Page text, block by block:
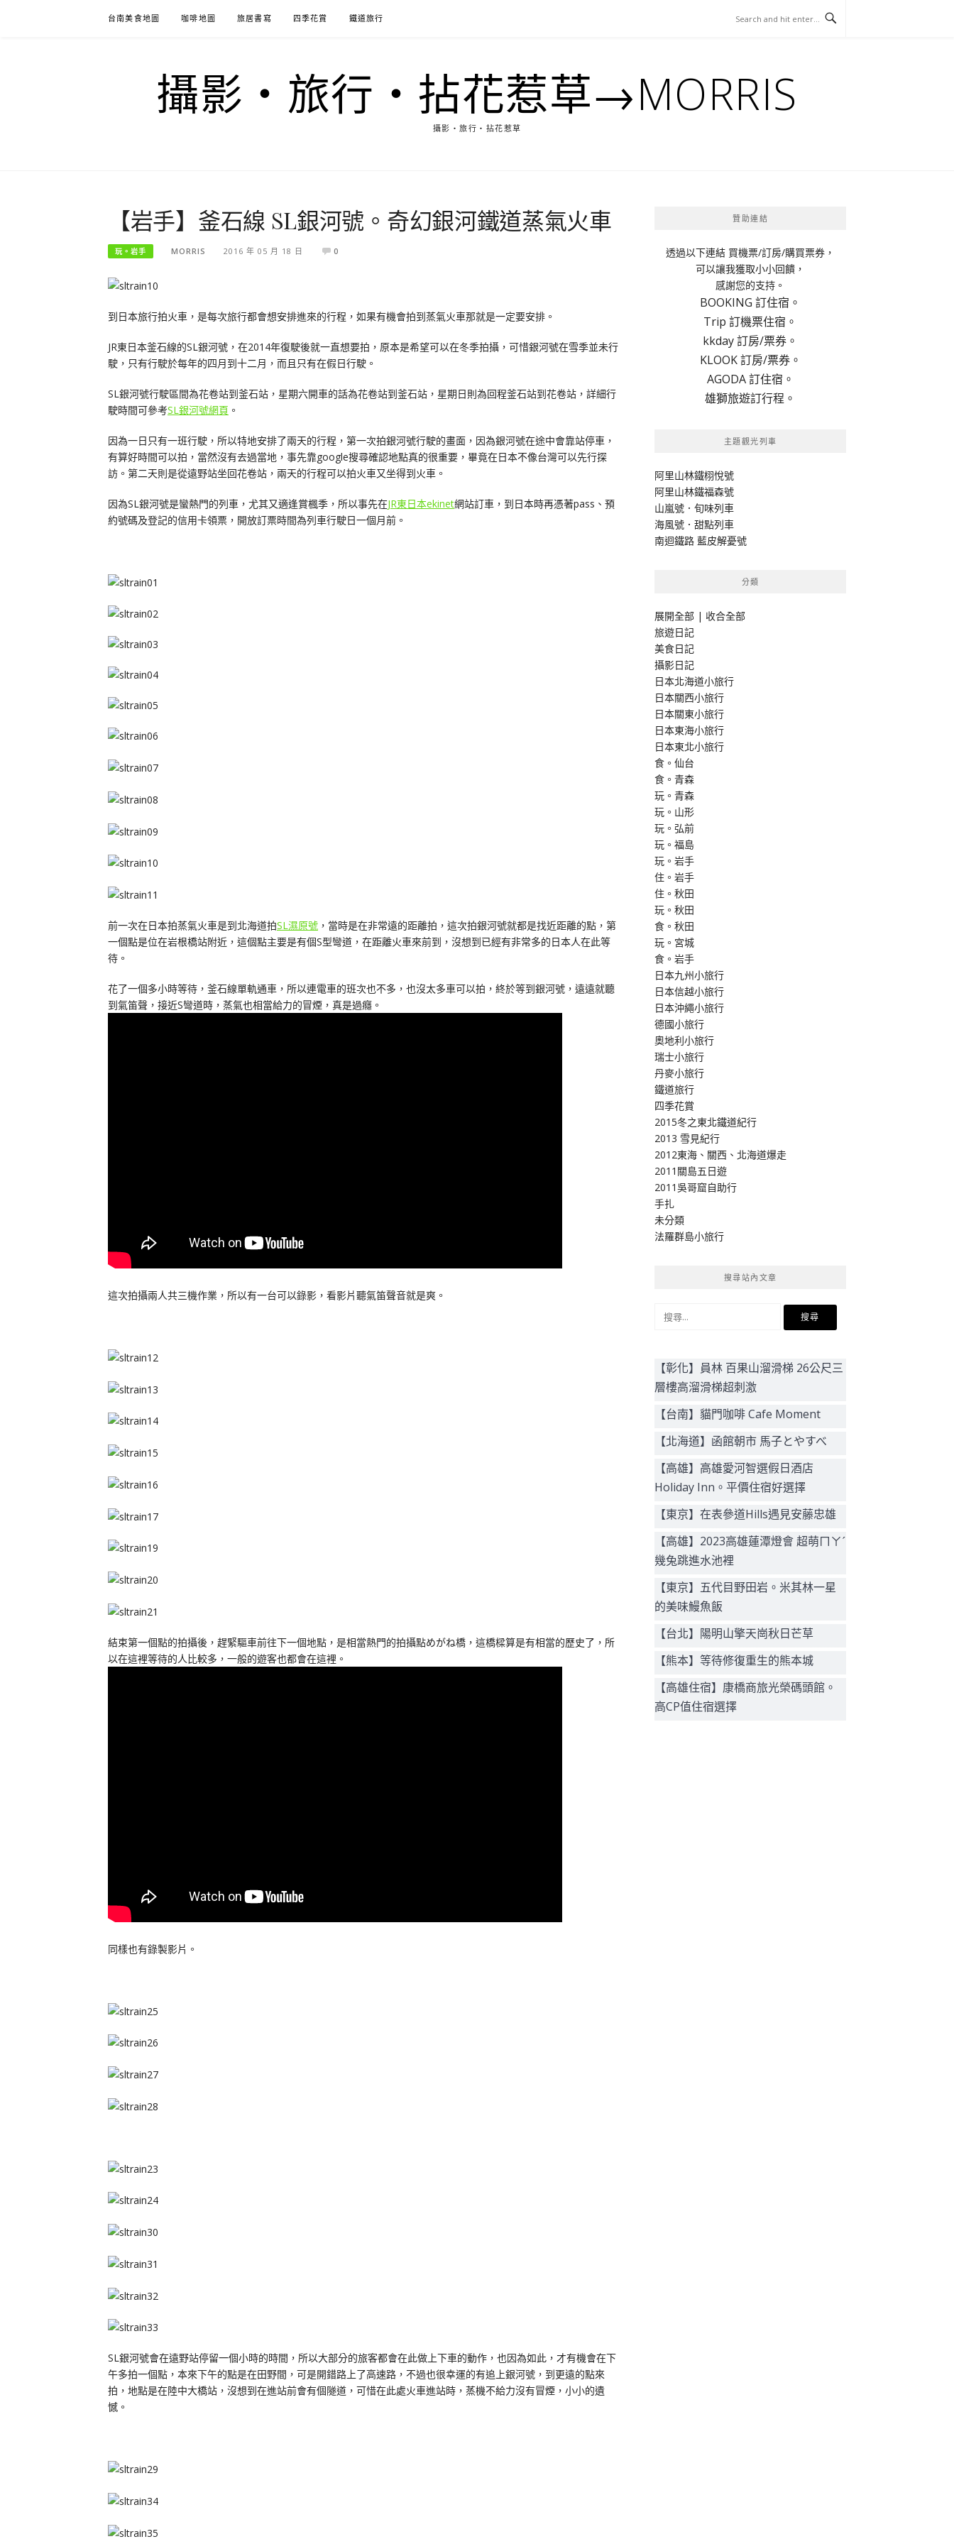
台南美食地圖 咖啡地圖 旅居書寫 四季花賞 鐵道旅行
攝影‧旅行‧拈花惹草→MORRIS
攝影‧旅行‧拈花惹草
【岩手】釜石線 SL銀河號。奇幻銀河鐵道蒸氣火車
玩。岩手 MORRIS 2016 年 05 月 18 日 0
到日本旅行拍火車，是每次旅行都會想安排進來的行程，如果有機會拍到蒸氣火車那就是一定要安排。
JR東日本釜石線的SL銀河號，在2014年復駛後就一直想要拍，原本是希望可以在冬季拍攝，可惜銀河號在雪季並未行
駛，只有行駛於每年的四月到十二月，而且只有在假日行駛。
SL銀河號行駛區間為花卷站到釜石站，星期六開車的話為花卷站到釜石站，星期日則為回程釜石站到花卷站，詳細行
駛時間可參考SL銀河號網頁 。
因為一日只有一班行駛，所以特地安排了兩天的行程，第一次拍銀河號行駛的畫面，因為銀河號在途中會靠站停車，
有算好時間可以拍，當然沒有去過當地，事先靠google搜尋確認地點真的很重要，畢竟在日本不像台灣可以先行探
訪。第二天則是從遠野站坐回花卷站，兩天的行程可以拍火車又坐得到火車。
因為SL銀河號是蠻熱門的列車，尤其又適逢賞楓季，所以事先在JR東日本ekinet網站訂車，到日本時再憑著pass、預
約號碼及登記的信用卡領票，開放訂票時間為列車行駛日一個月前。
前一次在日本拍蒸氣火車是到北海道拍SL濕原號 ，當時是在非常遠的距離拍，這次拍銀河號就都是找近距離的點，第
一個點是位在岩根橋站附近，這個點主要是有個S型彎道，在距離火車來前到，沒想到已經有非常多的日本人在此等
待。
花了一個多小時等待，釜石線單軌通車，所以連電車的班次也不多，也沒太多車可以拍，終於等到銀河號，遠遠就聽
到氣笛聲，接近S彎道時，蒸氣也相當給力的冒煙，真是過癮。
這次拍攝兩人共三機作業，所以有一台可以錄影，看影片聽氣笛聲音就是爽。
結束第一個點的拍攝後，趕緊驅車前往下一個地點，是相當熱門的拍攝點めがね橋 ，這橋樑算是有相當的歷史了，所
以在這裡等待的人比較多，一般的遊客也都會在這裡。
同樣也有錄製影片。
SL銀河號會在遠野站停留一個小時的時間，所以大部分的旅客都會在此做上下車的動作，也因為如此，才有機會在下
午多拍一個點，本來下午的點是在田野間，可是開錯路上了高速路，不過也很幸運的有追上銀河號，到更遠的點來
拍，地點是在陸中大橋站，沒想到在進站前會有個隧道，可惜在此處火車進站時，蒸機不給力沒有冒煙，小小的遺
憾。
贊助連結
透過以下連結 買機票/訂房/購買票券，
可以讓我獲取小小回饋，
感謝您的支持。
BOOKING 訂住宿。
Trip 訂機票住宿。
kkday 訂房/票券。
KLOOK 訂房/票券。
AGODA 訂住宿。
雄獅旅遊訂行程。
主題觀光列車
阿里山林鐵栩悅號
阿里山林鐵福森號
山嵐號．旬味列車
海風號．甜點列車
南迴鐵路 藍皮解憂號
分類
展開全部 | 收合全部
旅遊日記
美食日記
攝影日記
日本北海道小旅行
日本關西小旅行
日本關東小旅行
日本東海小旅行
日本東北小旅行
食。仙台
食。青森
玩。青森
玩。山形
玩。弘前
玩。福島
玩。岩手
住。岩手
住。秋田
玩。秋田
食。秋田
玩。宮城
食。岩手
日本九州小旅行
日本信越小旅行
日本沖繩小旅行
德國小旅行
奧地利小旅行
瑞士小旅行
丹麥小旅行
鐵道旅行
四季花賞
2015冬之東北鐵道紀行
2013 雪見紀行
2012東海、關西、北海道爆走
2011關島五日遊
2011吳哥窟自助行
手扎
未分類
法羅群島小旅行
搜尋站內文章
搜
鍵
字:
【彰化】員林 百果山溜滑梯 26公尺三
層樓高溜滑梯超刺激
【台南】貓門咖啡 Cafe Moment
【北海道】函館朝市 馬子とやすべ
【高雄】高雄愛河智選假日酒店
Holiday Inn。平價住宿好選擇
【東京】在表參道Hills遇見安藤忠雄
【高雄】2023高雄蓮潭燈會 超萌ㄇㄚˊ
幾兔跳進水池裡
【東京】五代目野田岩。米其林一星
的美味鰻魚飯
【台北】陽明山擎天崗秋日芒草
【熊本】等待修復重生的熊本城
【高雄住宿】康橋商旅光榮碼頭館。
高CP值住宿選擇